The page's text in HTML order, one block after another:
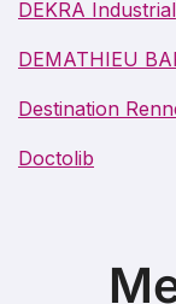
DEKRA Industrial
DEMATHIEU
Destination
Doctolib